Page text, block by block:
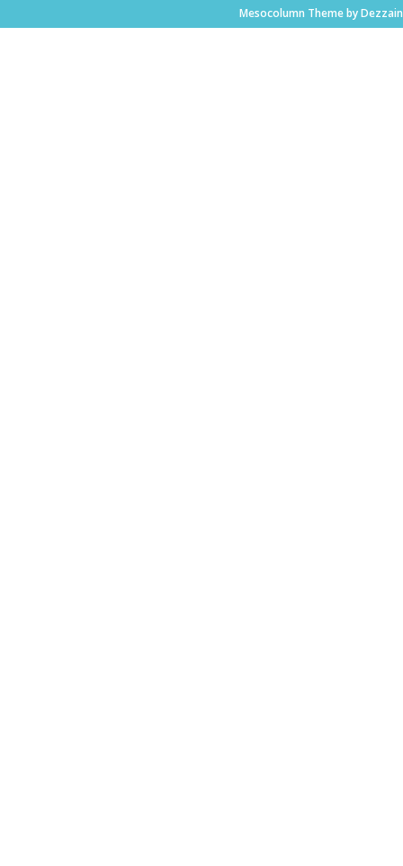
Mesocolumn Theme by Dezzain